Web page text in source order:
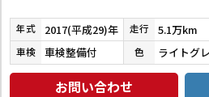
年式 2017(平成29)年 走行 5.1万km
車検 車検整備付 色 ライトグ
お問い合わせ